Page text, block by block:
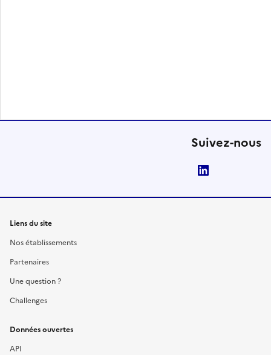
Suivez-nous
Liens du site
Nos établissements
Partenaires
Une question ?
Challenges
Données ouvertes
API